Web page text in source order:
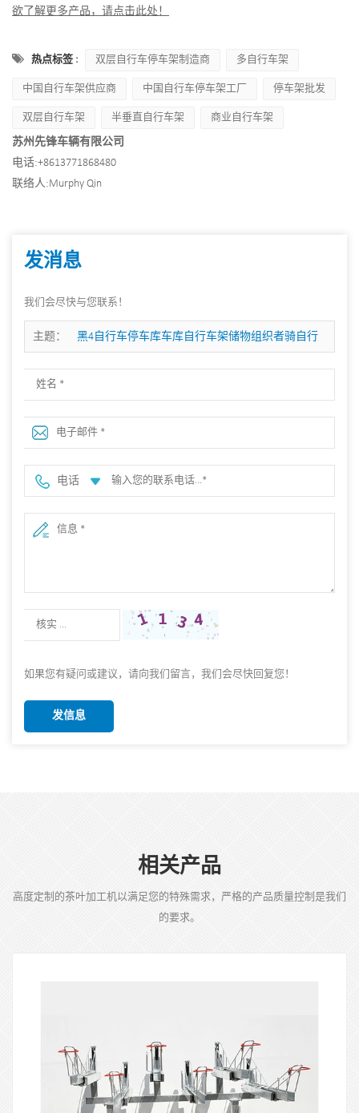
欲了解更多产品，请点击此处！
热点标签 : 双层自行车停车架制造商 多自行车架
中国自行车架供应商 中国自行车停车架工厂 停车架批发
双层自行车架 半垂直自行车架 商业自行车架
苏州先锋车辆有限公司
电话:+8613771868480
联络人:Murphy Qin
发消息
我们会尽快与您联系！
主题： 黑4自行车停车库车库自行车架储物组织者骑自行
车架
电话
如果您有疑问或建议，请向我们留言，我们会尽快回复您！
发信息
相关产品
高度定制的茶叶加工机以满足您的特殊需求，严格的产品质量控制是我们
的要求。